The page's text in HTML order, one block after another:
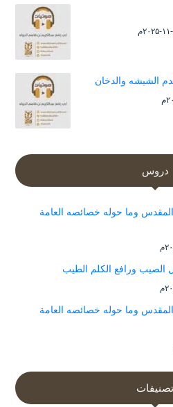
الشيشه والدخان
دروس
وما حوله خصائصه العامة
الصيب ورافع الكلم الطيب
وما حوله خصائصه العامة
تصنيفات